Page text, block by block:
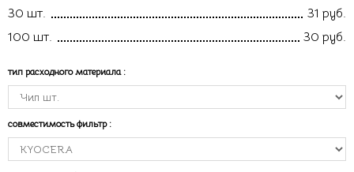
30 шт.
31 руб.
100 шт.
30 руб.
тип расходного материала :
совместимость фильтр :